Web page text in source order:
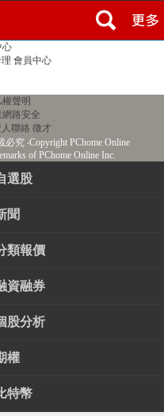
心
會員中心
權聲明
網路安全
聯絡 徵才
必究‧Copyright PChome Online
of PChome Online Inc.
選股
聞
類報價
資融券
股分析
權
特幣